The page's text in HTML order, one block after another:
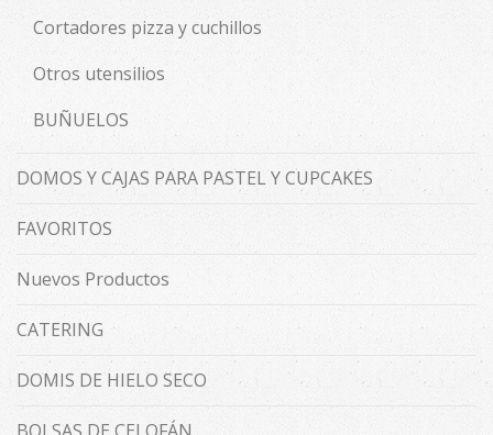
Cortadores pizza y cuchillos
Otros utensilios
BUÑUELOS
DOMOS Y CAJAS PARA PASTEL Y CUPCAKES
FAVORITOS
Nuevos Productos
CATERING
DOMIS DE HIELO SECO